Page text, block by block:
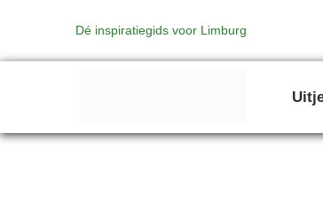
de
Dé inspiratiegids voor Limburg